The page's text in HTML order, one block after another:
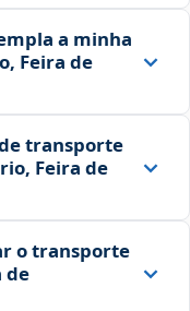
a minha
Feira de
transporte
Feira de
o transporte
de